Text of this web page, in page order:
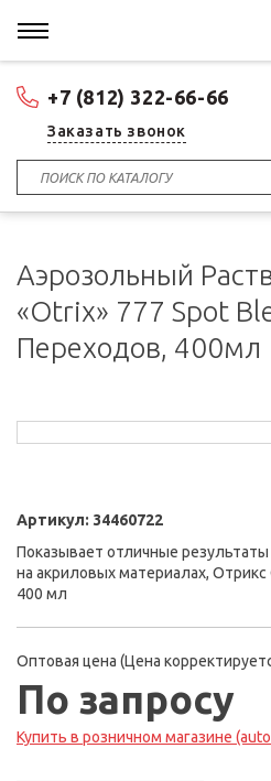
+7 (812) 322-66-66
Заказать звонок
Аэрозольный
«Otrix» 777 Spot
Переходов, 400мл
Артикул: 34460722
Показывает отличные
на акриловых материалах,
400 мл
Оптовая цена (Цена
По запросу
Купить в розничном магазине